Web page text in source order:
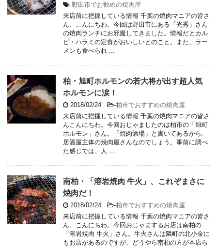
野田市でお勧めの焼肉屋
来店前に把握している情報 千葉の焼肉マニアの皆さ
ん、こんにちわ。今回は野田市にある「光秀」さん
の焼肉ランチにお邪魔してきました。情報だとカル
ビ・ハラミの定食がおいしいとのこと。また、ラー
メンも食べられ ...
柏・旭町ホルモンの若大将が出す超人気
ホルモンに涙！
2018/02/24 -柏市でおすすめの焼肉屋
来店前に把握している情報 千葉の焼肉マニアの皆さ
んこんにちわ。今回おじゃましたのは柏市の「旭町
ホルモン」さん。「焼肉酒場」と書いてあるから、
居酒屋主体の焼肉屋さんなのでしょう。事前に調べ
た感じでは、人 ...
南柏・「溶岩焼肉 牛火」、これぞまさに
焼肉だ！
2018/02/24 -柏市でおすすめの焼肉屋
来店前に把握している情報 千葉の焼肉マニアの皆さ
ん、こんにちわ。今回おじゃまするお店は南柏の
「溶岩焼肉 牛火」さん。牛火さんは隣町の北小金に
もお店があるのですが、どうやら南柏の方が本店ら